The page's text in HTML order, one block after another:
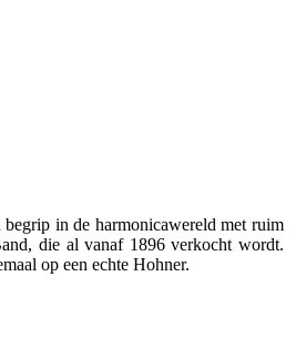
in de harmonicawereld met ruim
die al vanaf 1896 verkocht wordt.
op een echte Hohner.